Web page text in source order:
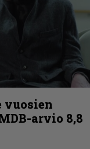
arvio 8,8